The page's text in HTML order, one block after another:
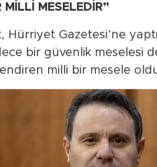
MESELEDİR”
Hürriyet Gazetesi’ne
bir güvenlik meselesi
milli bir mesele